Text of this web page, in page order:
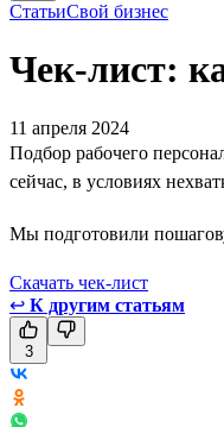
СтатьиСвой бизнес
Чек-лист:
11 апреля 2024
Подбор рабочего
сейчас, в условиях
Мы подготовили
Скачать чек-лист
↩ К другим статьям
3